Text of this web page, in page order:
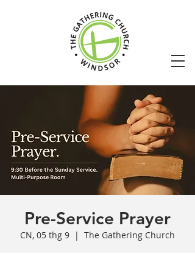
Pre-Service Prayer
CN, 05 thg 9
  |
The Gathering Church